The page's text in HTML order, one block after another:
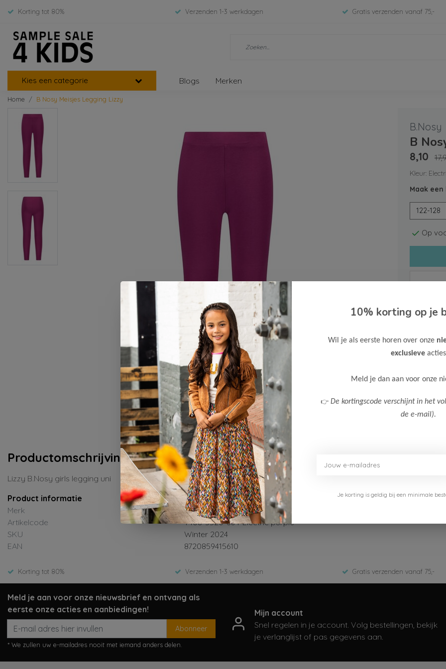
Korting tot 80% Verzenden 1-3 werkdagen Gratis verzenden vanaf 75,-
Kies een categorie Blogs Merken
Home B Nosy Meisjes Legging Lizzy
B.Nosy
B
8,10
Kleur:
Maak een
122-128
Op
Meer
Productomschrijving
Lizzy B.Nosy girls legging uni
Product informatie
Merk
B.Nosy
Artikelcode
Y408-5520-604-Electric purple
SKU
Winter 2024
EAN
8720859415610
Korting tot 80% Verzenden 1-3 werkdagen Gratis verzenden vanaf 75,-
Meld je aan voor onze nieuwsbrief en ontvang als
eerste onze acties en aanbiedingen!
Abonneer
* We zullen uw e-mailadres nooit met iemand anders delen.
Mijn account
Snel regelen in je account. Volg bestellingen, bekijk
je verlanglijst of pas gegevens aan.
10% korting op je
Wil je als eerste horen over onze
exclusieve
Meld je dan aan voor onze
👉 De kortingscode verschijnt in het
de e-mail).
Je korting is geldig bij een minimale